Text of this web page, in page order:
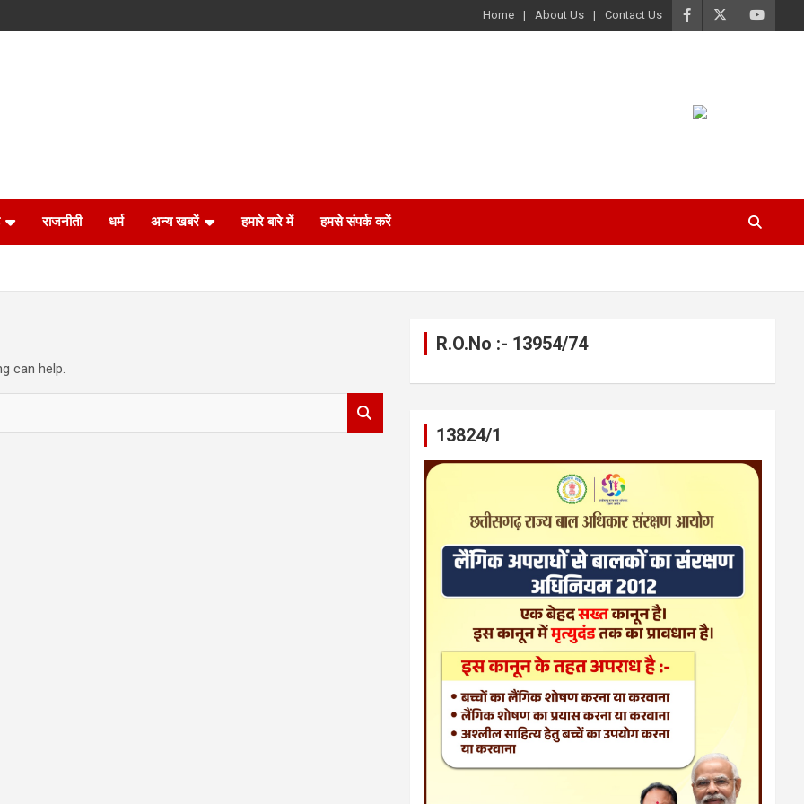
Home About Us Contact Us
राजनीती धर्म अन्य खबरें हमारे बारे में हमसे संपर्क करें
can help.
R.O.No :- 13954/74
13824/1